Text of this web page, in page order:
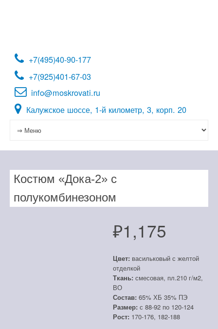
+7(495)40-90-177
+7(925)401-67-03
info@moskrovati.ru
Калужское шоссе, 1-й километр, 3, корп. 20
Костюм «Дока-2» с
полукомбинезоном
₽1,175
Цвет: васильковый с желтой
отделкой
Ткань:смесовая, пл.210 г/м2,
ВО
Состав: 65% ХБ 35% ПЭ
Размер:с 88-92 по 120-124
Рост: 170-176, 182-188